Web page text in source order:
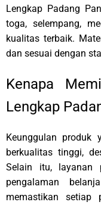
Lengkap Padang
toga, selempang,
kualitas terbaik.
dan sesuai dengan
Kenapa
Lengkap
Keunggulan produk
berkualitas tinggi,
Selain itu, layanan
pengalaman
memastikan setiap